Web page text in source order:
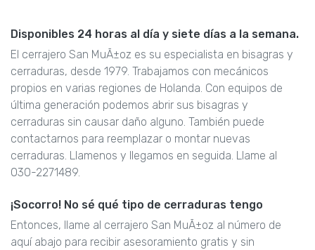
Disponibles 24 horas al día y siete días a la semana.
El cerrajero San MuÃ±oz es su especialista en bisagras y
cerraduras, desde 1979. Trabajamos con mecánicos
propios en varias regiones de Holanda. Con equipos de
última generación podemos abrir sus bisagras y
cerraduras sin causar daño alguno. También puede
contactarnos para reemplazar o montar nuevas
cerraduras. Llamenos y llegamos en seguida. Llame al
030-2271489.
¡Socorro! No sé qué tipo de cerraduras tengo
Entonces, llame al cerrajero San MuÃ±oz al número de
aquí abajo para recibir asesoramiento gratis y sin